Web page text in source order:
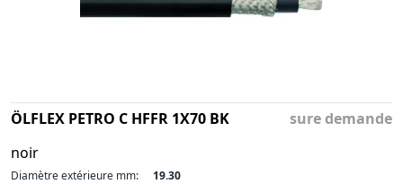
ÖLFLEX PETRO C HFFR 1X70 BK
noir
sure demande
Diamètre extérieure mm:
19.30